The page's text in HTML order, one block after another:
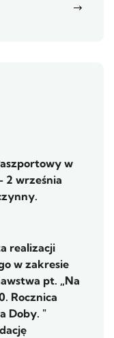
w
2 września
realizacji
w zakresie
pt. „Na
Rocznica
Doby. "